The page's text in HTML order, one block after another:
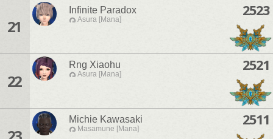
21
Infinite Paradox
Asura [Mana]
2523
22
Rng Xiaohu
Asura [Mana]
2521
Michie Kawasaki
Masamune [Mana]
2511